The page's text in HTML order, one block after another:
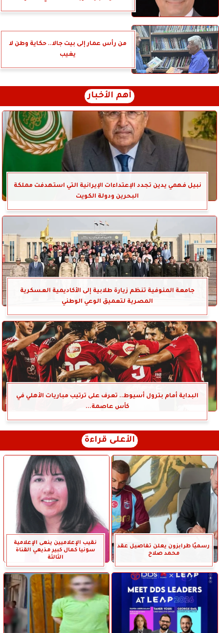
من رأس عمار إلى بيت جالا.. حكاية وطن لا
يغيب
أهم الأخبار
نبيل فهمي يدين تجدد الإعتداءات الإيرانية التي استهدفت مملكة
البحرين ودولة الكويت
جامعة المنوفية تنظم زيارة طلابية إلى الأكاديمية العسكرية
المصرية لتعميق الوعي الوطني
البداية أمام بترول أسيوط.. تعرف على ترتيب مباريات الأهلي في
كأس عاصمة...
الأعلى قراءة
رسميًا طرابزون يعلن تفاصيل عقد
محمد صلاح
نقيب الإعلاميين ينعى الإعلامية
سونيا كمال كبير مذيعي القناة
الثالثة